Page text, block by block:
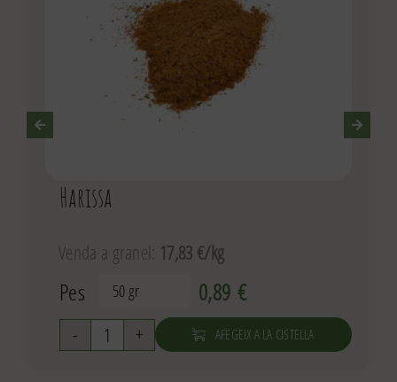
Harissa
Venda a granel: 17,83 €/kg
Pes 0,89 €
quantitat
AFEGEIX A LA CISTELLA